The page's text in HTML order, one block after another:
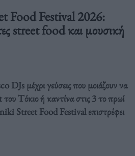
Food Festival 2026:
street food και μουσική
μέχρι γεύσεις που μοιάζουν να
Τόκιο ή καντίνα στις 3 το πρωί
Street Food Festival επιστρέφει